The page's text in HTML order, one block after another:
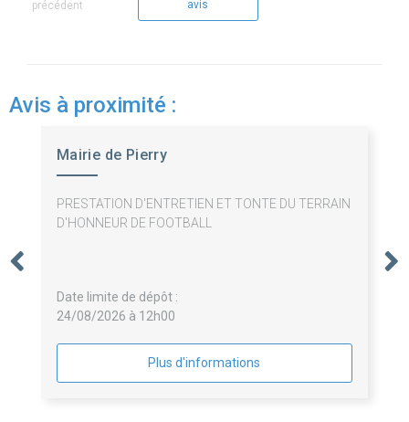
précédent
avis
Avis à proximité :
Mairie de Pierry
PRESTATION D'ENTRETIEN ET TONTE DU TERRAIN
D'HONNEUR DE FOOTBALL
Date limite de dépôt :
24/08/2026 à 12h00
Plus d'informations